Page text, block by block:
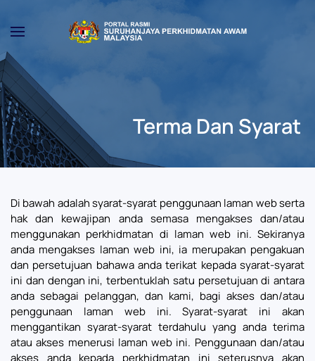
Skip to main content
Terma Dan Syarat
Di bawah adalah syarat-syarat penggunaan laman web serta
hak dan kewajipan anda semasa mengakses dan/atau
menggunakan perkhidmatan di laman web ini. Sekiranya
anda mengakses laman web ini, ia merupakan pengakuan
dan persetujuan bahawa anda terikat kepada syarat-syarat
ini dan dengan ini, terbentuklah satu persetujuan di antara
anda sebagai pelanggan, dan kami, bagi akses dan/atau
penggunaan laman web ini. Syarat-syarat ini akan
menggantikan syarat-syarat terdahulu yang anda terima
atau akses menerusi laman web ini. Penggunaan dan/atau
akses anda kepada perkhidmatan ini seterusnya akan